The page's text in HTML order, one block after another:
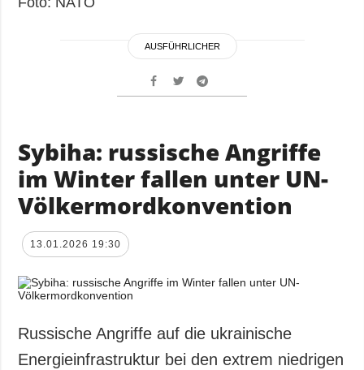
AUSFÜHRLICHER
Sybiha: russische Angriffe
im Winter fallen unter UN-
Völkermordkonvention
13.01.2026 19:30
Russische Angriffe auf die ukrainische
Energieinfrastruktur bei den extrem niedrigen